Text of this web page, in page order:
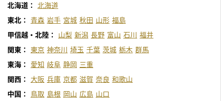
北海道： 北海道
東北： 青森 岩手 宮城 秋田 山形 福島
甲信越・北陸：
山梨 新潟 長野 富山 石川 福井
関東：
東京 神奈川 埼玉 千葉 茨城 栃木 群馬
東海：
愛知 岐阜 静岡 三重
関西： 大阪 兵庫 京都 滋賀 奈良 和歌山
中国：
鳥取 島根 岡山 広島 山口